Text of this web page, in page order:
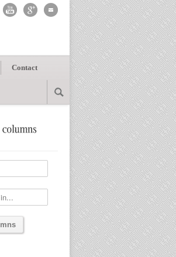
Contact